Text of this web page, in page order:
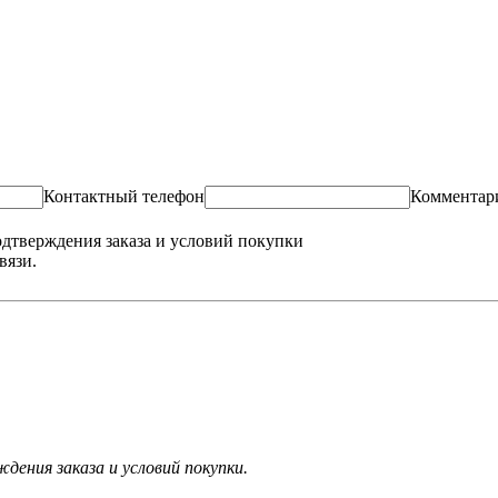
Контактный телефон
заказа и условий покупки
заказа и условий покупки.